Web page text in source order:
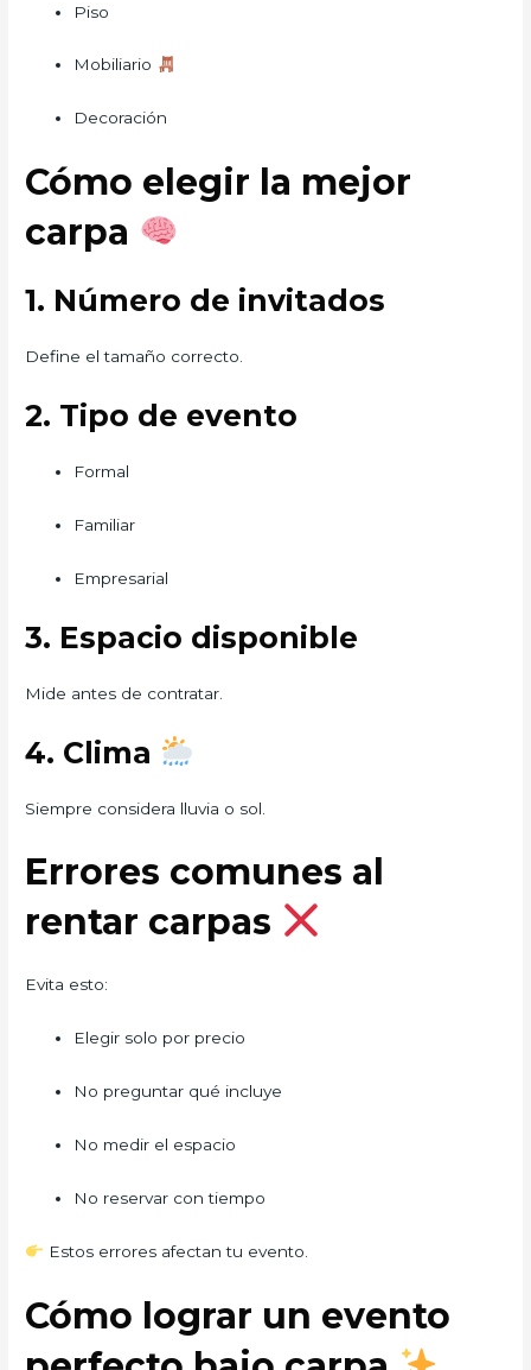
Piso
Mobiliario
Decoración
Cómo elegir la mejor
carpa
1. Número de invitados
Define el tamaño correcto.
2. Tipo de evento
Formal
Familiar
Empresarial
3. Espacio disponible
Mide antes de contratar.
4. Clima
Siempre considera lluvia o sol.
Errores comunes al
rentar carpas
Evita esto:
Elegir solo por precio
No preguntar qué incluye
No medir el espacio
No reservar con tiempo
Estos errores afectan tu evento.
Cómo lograr un evento